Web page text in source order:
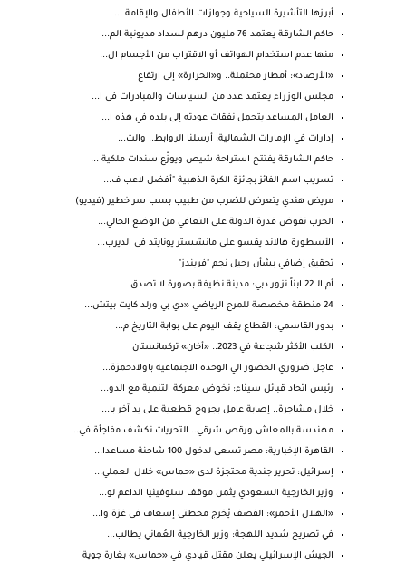
أبرزها التأشيرة السياحية وجوازات الأطفال والإقامة ...
حاكم الشارقة يعتمد 76 مليون درهم لسداد مديونية الم...
منها عدم استخدام الهواتف أو الاقتراب من الأجسام ال...
«الأرصاد»: أمطار محتملة.. و«الحرارة» إلى ارتفاع
مجلس الوزراء يعتمد عدد من السياسات والمبادرات في ا...
العامل المساعد يتحمل نفقات عودته إلى بلده في هذه ا...
إدارات في الإمارات الشمالية: أرسلنا الروابط.. والت...
حاكم الشارقة يفتتح استراحة شيص ويوزّع سندات ملكية ...
تسريب اسم الفائز بجائزة الكرة الذهبية "أفضل لاعب ف...
مريض هندي يتعرض للضرب من طبيب بسب سر خطير (فيديو)
الحرب تقوض قدرة الدولة على التعافي من الوضع الحالي...
الأسطورة هالاند يقسو على مانشستر يونايتد في الديرب...
تحقيق إضافي بشأن رحيل نجم "فريندز"
أم الـ 22 ابناً تزور دبي: مدينة نظيفة بصورة لا تصدق
24 منطقة مخصصة للمرح الرياضي «دي بي ورلد كايت بيتش...
بدور القاسمي: القطاع يقف اليوم على بوابة التاريخ م...
الكلب الأكثر شجاعة في 2023.. «أخان» تركمانستان
عاجل ضروري الحضور الي الوحده الاجتماعيه باولادحمزة...
رئيس اتحاد قبائل سيناء: نخوض معركة التنمية مع الدو...
خلال مشاجرة.. إصابة عامل بجروح قطعية على يد آخر با...
مهندسة بالمعاش ورقص شرقي.. التحريات تكشف مفاجأة في...
القاهرة الإخبارية: مصر تسعى لدخول 100 شاحنة مساعدا...
إسرائيل: تحرير جندية محتجزة لدى «حماس» خلال العملي...
وزير الخارجية السعودي يثمن موقف سلوفينيا الداعم لو...
«الهلال الأحمر»: القصف يُخرج محطتي إسعاف في غزة وا...
في تصريح شديد اللهجة: وزير الخارجية العُماني يطالب...
الجيش الإسرائيلي يعلن مقتل قيادي في «حماس» بغارة جوية